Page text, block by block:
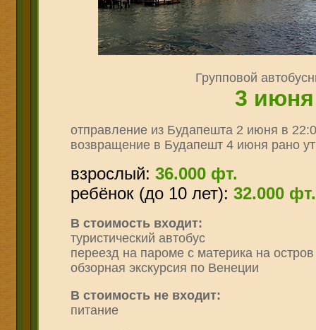
Групповой
3 июня
отправление из Будапешта 2 июня в
возвращение в Будапешт 4 июня рано
взрослый: 36.000 фт.
ребёнок (до 10 лет): 32.000 фт.
В стоимость входит:
туристический автобус
переезд на пароме с материка на
обзорная экскурсия по Венеции
В стоимость не входит:
питание